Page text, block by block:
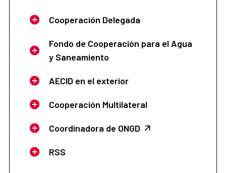
Cooperación Delegada
Fondo de Cooperación para el Agua
y Saneamiento
AECID en el exterior
Cooperación Multilateral
Coordinadora de ONGD
RSS